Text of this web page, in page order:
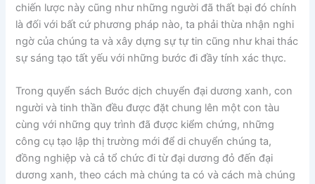
chiến lược này cũng như những người đã thất bại đó chính
là đối với bất cứ phương pháp nào, ta phải thừa nhận nghi
ngờ của chúng ta và xây dựng sự tự tin cũng như khai thác
sự sáng tạo tất yếu với những bước đi đầy tính xác thực.
Trong quyển sách Bước dịch chuyển đại dương xanh, con
người và tinh thần đều được đặt chung lên một con tàu
cùng với những quy trình đã được kiểm chứng, những
công cụ tạo lập thị trường mới để di chuyển chúng ta,
đồng nghiệp và cả tổ chức đi từ đại dương đỏ đến đại
dương xanh, theo cách mà chúng ta có và cách mà chúng